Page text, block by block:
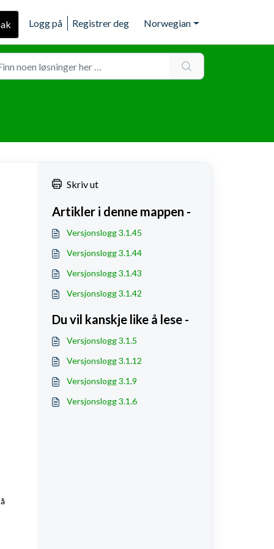
Logg på Registrer deg Norwegian
Skriv ut
Artikler i denne mappen -
Versjonslogg 3.1.45
Versjonslogg 3.1.44
Versjonslogg 3.1.43
Versjonslogg 3.1.42
Du vil kanskje like å lese -
Versjonslogg 3.1.5
Versjonslogg 3.1.12
Versjonslogg 3.1.9
Versjonslogg 3.1.6